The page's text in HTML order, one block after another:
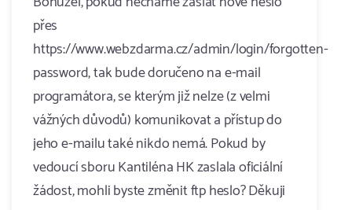
přes
https://www.webzdarma.cz/admin/login/forgotten-
password, tak bude doručeno na e-mail
programátora, se kterým již nelze (z velmi
vážných důvodů) komunikovat a přístup do
jeho e-mailu také nikdo nemá. Pokud by
vedoucí sboru Kantiléna HK zaslala oficiální
žádost, mohli byste změnit ftp heslo? Děkuji